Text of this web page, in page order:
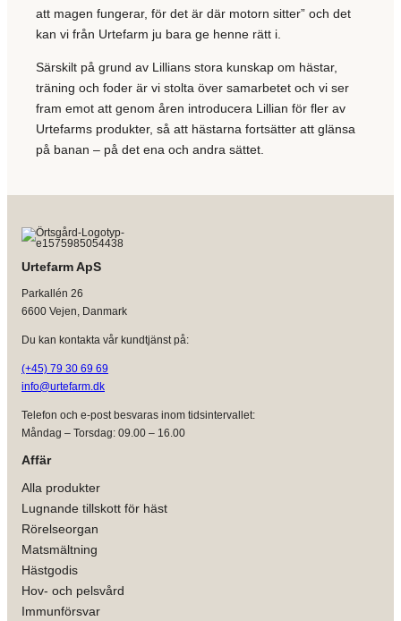
att magen fungerar, för det är där motorn sitter” och det
kan vi från Urtefarm ju bara ge henne rätt i.
Särskilt på grund av Lillians stora kunskap om hästar,
träning och foder är vi stolta över samarbetet och vi ser
fram emot att genom åren introducera Lillian för fler av
Urtefarms produkter, så att hästarna fortsätter att glänsa
på banan – på det ena och andra sättet.
Urtefarm ApS
Parkallén 26
6600 Vejen, Danmark
Du kan kontakta vår kundtjänst på:
(+45) 79 30 69 69
info@urtefarm.dk
Telefon och e-post besvaras inom tidsintervallet:
Måndag – Torsdag: 09.00 – 16.00
Affär
Alla produkter
Lugnande tillskott för häst
Rörelseorgan
Matsmältning
Hästgodis
Hov- och pelsvård
Immunförsvar